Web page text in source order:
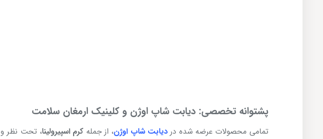
پشتوانه تخصصی: دیابت شاپ اوژن و کلینیک ارمغان سلامت
تمامی محصولات عرضه شده در دیابت شاپ اوژن، از جمله کرم اسپیرولینا، تحت نظر و